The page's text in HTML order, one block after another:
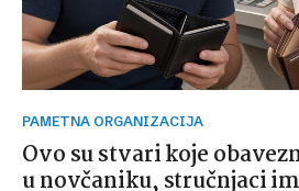
PAMETNA ORGANIZACIJA
Ovo su stvari koje
u novčaniku, stručnjaci